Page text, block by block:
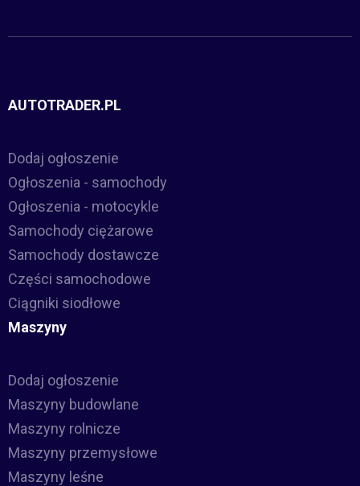
AUTOTRADER.PL
Dodaj ogłoszenie
Ogłoszenia - samochody
Ogłoszenia - motocykle
Samochody ciężarowe
Samochody dostawcze
Części samochodowe
Ciągniki siodłowe
Maszyny
Dodaj ogłoszenie
Maszyny budowlane
Maszyny rolnicze
Maszyny przemysłowe
Maszyny leśne